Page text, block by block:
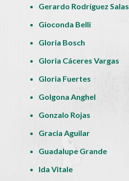
Gerardo Rodríguez Salas
Gioconda Belli
Gloria Bosch
Gloria Cáceres Vargas
Gloria Fuertes
Golgona Anghel
Gonzalo Rojas
Gracia Aguilar
Guadalupe Grande
Ida Vitale